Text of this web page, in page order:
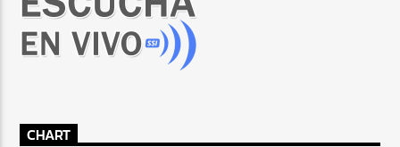
CHART